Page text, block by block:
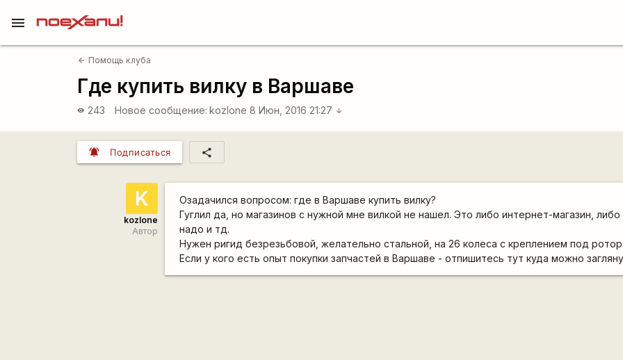
menu
arrow_back Помощь клуба
Где купить вилку в Варшаве
visibility 243 Новое сообщение: kozlone 8 Июн, 2016 21:27 arrow_downward
notifications_active Подписаться share
K
kozlone
Автор
Озадачился вопросом: где в Варшаве купить вилку?
Гуглил да, но магазинов с нужной мне вилкой не нашел. Это либо интернет-магазин, либо
надо и тд.
Нужен ригид безрезьбовой, желательно стальной, на 26 колеса с креплением под ротор.
Если у кого есть опыт покупки запчастей в Варшаве - отпишитесь тут куда можно